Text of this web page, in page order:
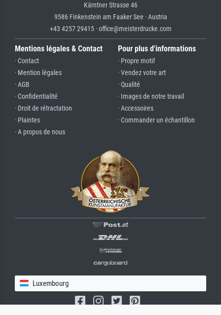
Kärntner Strasse 46
9586 Finkenstein am Faaker See · Austria
+43 4257 29415 · office@meisterdrucke.com
Mentions légales & Contact
· Contact
· Mention légales
· AGB
· Confidentialité
· Droit de rétractation
· Plaintes
· A propos de nous
Pour plus d'informations
· Propre motif
· Vendez votre art
· Qualité
· Images de notre travail
· Accessoires
· Commander un échantillon
Luxembourg